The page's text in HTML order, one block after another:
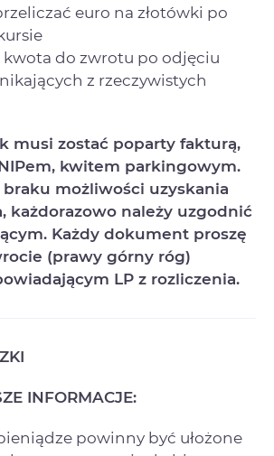
euro na złotówki po
kwota do zwrotu po odjęciu
z rzeczywistych
musi zostać poparty fakturą,
kwitem parkingowym.
możliwości uzyskania
każdorazowo należy uzgodnić
Każdy dokument proszę
(prawy górny róg)
LP z rozliczenia.
INFORMACJE:
powinny być ułożone